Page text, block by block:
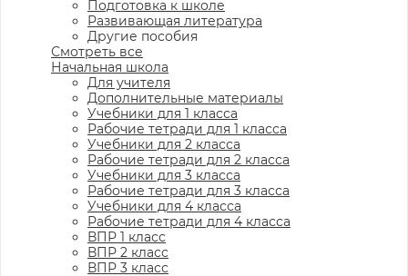
Подготовка к школе
Развивающая литература
Другие пособия
Смотреть все
Начальная школа
Для учителя
Дополнительные материалы
Учебники для 1 класса
Рабочие тетради для 1 класса
Учебники для 2 класса
Рабочие тетради для 2 класса
Учебники для 3 класса
Рабочие тетради для 3 класса
Учебники для 4 класса
Рабочие тетради для 4 класса
ВПР 1 класс
ВПР 2 класс
ВПР 3 класс